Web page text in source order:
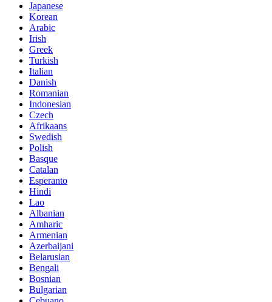
Japanese
Korean
Arabic
Irish
Greek
Turkish
Italian
Danish
Romanian
Indonesian
Czech
Afrikaans
Swedish
Polish
Basque
Catalan
Esperanto
Hindi
Lao
Albanian
Amharic
Armenian
Azerbaijani
Belarusian
Bengali
Bosnian
Bulgarian